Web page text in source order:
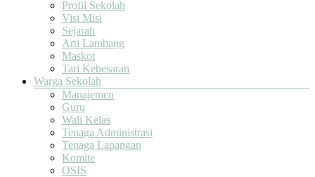
Profil Sekolah
Visi Misi
Sejarah
Arti Lambang
Maskot
Tari Kebesaran
Warga Sekolah
Manajemen
Guru
Wali Kelas
Tenaga Administrasi
Tenaga Lapangan
Komite
OSIS